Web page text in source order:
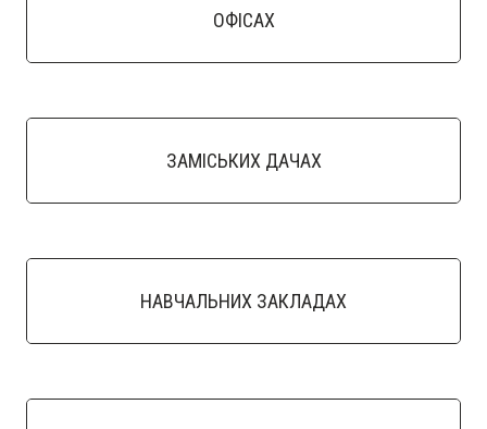
ОФІСАХ
ЗАМІСЬКИХ ДАЧАХ
НАВЧАЛЬНИХ ЗАКЛАДАХ